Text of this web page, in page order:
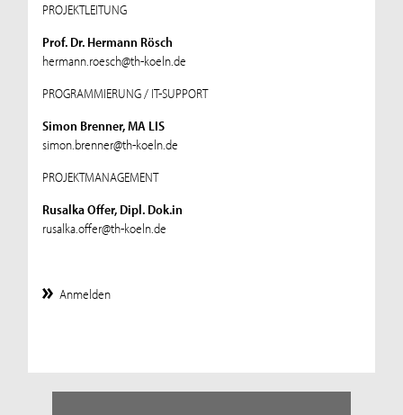
PROJEKTLEITUNG
Prof. Dr. Hermann Rösch
hermann.roesch@th-koeln.de
PROGRAMMIERUNG / IT-SUPPORT
Simon Brenner, MA LIS
simon.brenner@th-koeln.de
PROJEKTMANAGEMENT
Rusalka Offer, Dipl. Dok.in
rusalka.offer@th-koeln.de
Anmelden